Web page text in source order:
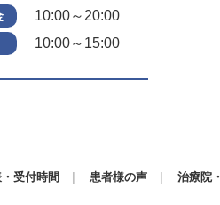
10:00～20:00
10:00～15:00
受付時間 患者様の声
治療院